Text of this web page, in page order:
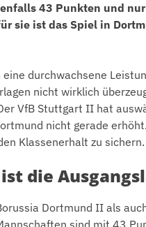
43 Punkten und
sie ist das Spiel in
durchwachsene
nicht wirklich
VfB Stuttgart II hat
nicht gerade
Klassenerhalt zu sichern.
die
Dortmund II als